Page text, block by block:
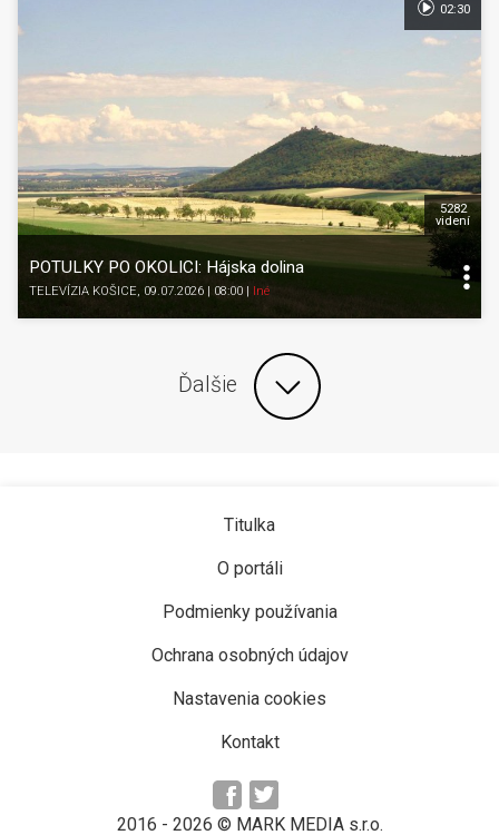
POTULKY PO OKOLICI: Hájska dolina
TELEVÍZIA KOŠICE, 09.07.2026 | 08:00 | Iné
5282
videní
02:30
Ďalšie
Titulka
O portáli
Podmienky používania
Ochrana osobných údajov
Nastavenia cookies
Kontakt
2016 - 2026 © MARK MEDIA s.r.o.